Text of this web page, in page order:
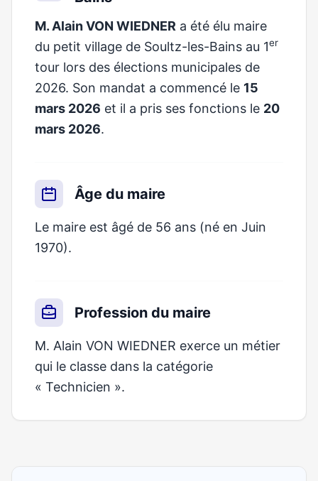
M. Alain VON WIEDNER a été élu maire
du petit village de Soultz-les-Bains au 1er
tour lors des élections municipales de
2026. Son mandat a commencé le 15
mars 2026 et il a pris ses fonctions le 20
mars 2026.
Âge du maire
Le maire est âgé de 56 ans (né en Juin
1970).
Profession du maire
M. Alain VON WIEDNER exerce un métier
qui le classe dans la catégorie
« Technicien ».